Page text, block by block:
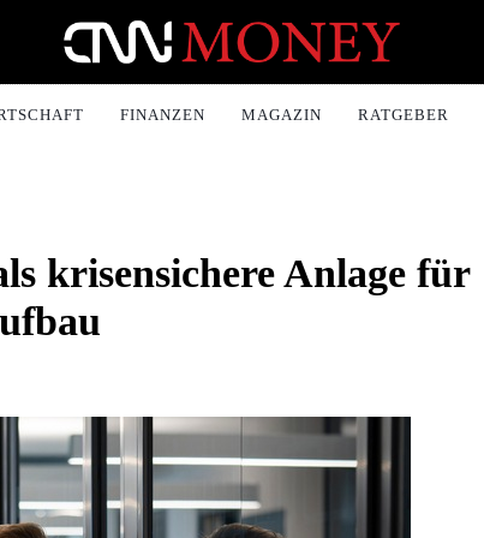
FINANZEN MAGAZIN RATGEBER
krisensichere Anlage für